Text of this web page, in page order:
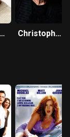
Christopher